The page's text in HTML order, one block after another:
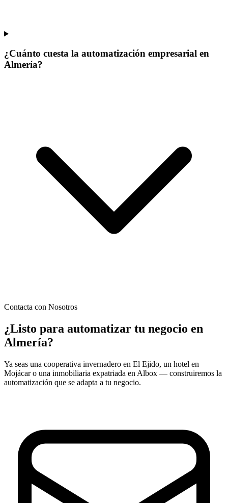
¿Cuánto cuesta la automatización empresarial en
Almería?
Contacta con Nosotros
¿Listo para automatizar tu negocio en
Almería?
Ya seas una cooperativa invernadero en El Ejido, un hotel en
Mojácar o una inmobiliaria expatriada en Albox — construiremos la
automatización que se adapta a tu negocio.